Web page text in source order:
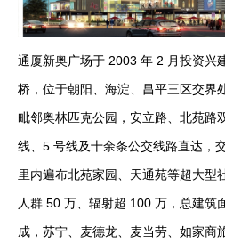
通厦新奥广场于 2003 年 2 月投资兴
桥，位于朝阳、海淀、昌平三区交界
毗邻奥林匹克公园，安立路、北苑路
线、5 号线及十余条公交线路直达，
里内遍布北苑家园、天通苑等超大型
人群 50 万、辐射超 100 万，总建筑
成，苏宁、麦德龙、麦当劳、如家商